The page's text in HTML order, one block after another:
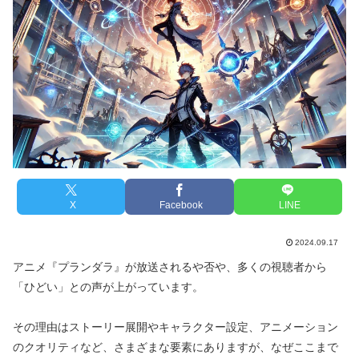
X Facebook LINE
2024.09.17
アニメ『プランダラ』が放送されるや否や、多くの視聴者から
「ひどい」との声が上がっています。
その理由はストーリー展開やキャラクター設定、アニメーション
のクオリティなど、さまざまな要素にありますが、なぜここまで